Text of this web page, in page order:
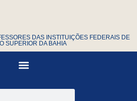
DAS INSTITUIÇÕES FEDERAIS DE
SUPERIOR DA BAHIA